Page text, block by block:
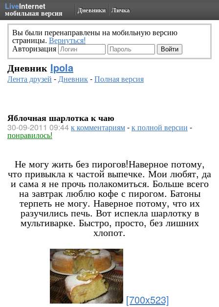
LiveInternet
мобильная версия Дневники Личка
Вы были перенаправлены на мобильную версию
страницы. Вернуться!
Авторизация
Дневник Ipola
Лента друзей -Дневник-Полная версия
Яблочная шарлотка к чаю
30-09-2011 09:44к комментариям-к полной версии -
понравилось!
Не могу жить без пирогов!Наверное потому,
что привыкла к частой выпечке. Мои любят, да
и сама я не прочь полакомиться. Больше всего
на завтрак люблю кофе с пирогом. Батоны
терпеть не могу. Наверное потому, что их
разучились печь. Вот испекла шарлотку в
мультиварке. Быстро, просто, без лишних
хлопот.
[700x523]